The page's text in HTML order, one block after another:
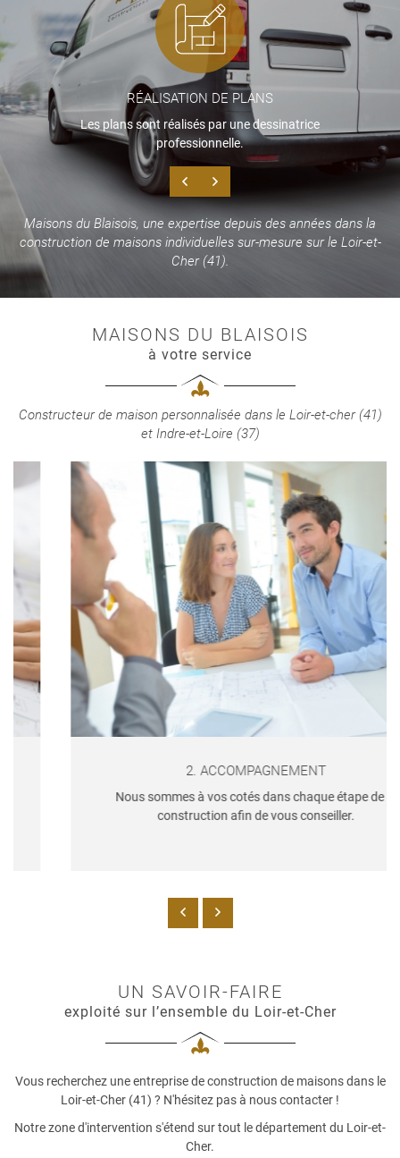
Accueil
& projets
réalisations
Contact
UNE
02 54 78 02
SUIVRE MON
RÉALISATION DE PLANS
Les plans sont réalisés par une dessinatrice
professionnelle.
Maisons du Blaisois, une expertise depuis des années dans la
construction de maisons individuelles sur-mesure sur le Loir-et-
Cher (41).
MAISONS DU BLAISOIS
à votre service
Constructeur de maison personnalisée dans le Loir-et-cher (41)
et Indre-et-Loire (37)
2. ACCOMPAGNEMENT
Nous sommes à vos cotés dans chaque étape de la
construction afin de vous conseiller.
UN SAVOIR-FAIRE
exploité sur l’ensemble du Loir-et-Cher
Vous recherchez une entreprise de construction de maisons dans le
Loir-et-Cher (41) ? N'hésitez pas à nous contacter !
Notre zone d'intervention s'étend sur tout le département du Loir-et-
Cher.